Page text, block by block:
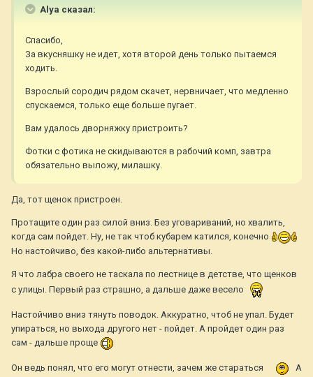
Alya сказал:
Спасибо,
За вкусняшку не идет, хотя второй день только пытаемся
ходить.
Взрослый сородич рядом скачет, нервничает, что медленно
спускаемся, только еще больше пугает.
Вам удалось дворняжку пристроить?
Фотки с фотика не скидываются в рабочий комп, завтра
обязательно выложу, милашку.
Да, тот щенок пристроен.
Протащите один раз силой вниз. Без уговариваний, но хвалить,
когда сам пойдет. Ну, не так чтоб кубарем катился, конечно
Но настойчиво, без какой-либо альтернативы.
Я что лабра своего не таскала по лестнице в детстве, что щенков
с улицы. Первый раз страшно, а дальше даже весело
Настойчиво вниз тянуть поводок. Аккуратно, чтоб не упал. Будет
упираться, но выхода другого нет - пойдет. А пройдет один раз
сам - дальше проще
Он ведь понял, что его могут отнести, зачем же стараться
А